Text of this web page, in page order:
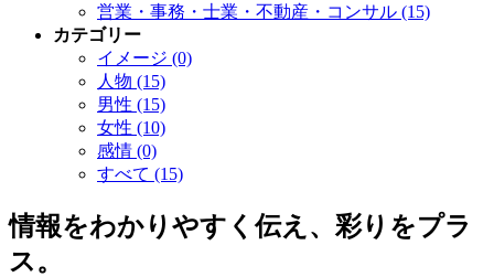
営業・事務・士業・不動産・コンサル (15)
カテゴリー
イメージ (0)
人物 (15)
男性 (15)
女性 (10)
感情 (0)
すべて (15)
情報をわかりやすく伝え、彩りをプラ
ス。